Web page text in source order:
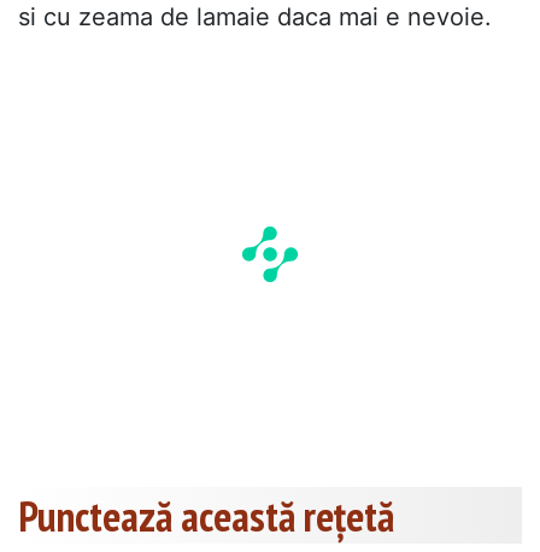
si cu zeama de lamaie daca mai e nevoie.
Punctează această reţetă